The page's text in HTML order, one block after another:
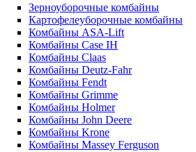
Зерноуборочные комбайны
Картофелеуборочные комбайны
Комбайны ASA-Lift
Комбайны Case IH
Комбайны Claas
Комбайны Deutz-Fahr
Комбайны Fendt
Комбайны Grimme
Комбайны Holmer
Комбайны John Deere
Комбайны Krone
Комбайны Massey Ferguson